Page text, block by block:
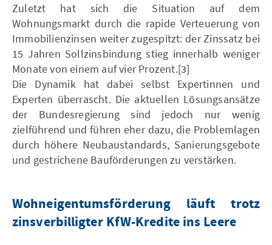
Zuletzt hat sich die Situation auf dem
Wohnungsmarkt durch die rapide Verteuerung von
Immobilienzinsen weiter zugespitzt: der Zinssatz bei
15 Jahren Sollzinsbindung stieg innerhalb weniger
Monate von einem auf vier Prozent.[3]
Die Dynamik hat dabei selbst Expertinnen und
Experten überrascht. Die aktuellen Lösungsansätze
der Bundesregierung sind jedoch nur wenig
zielführend und führen eher dazu, die Problemlagen
durch höhere Neubaustandards, Sanierungsgebote
und gestrichene Bauförderungen zu verstärken.
Wohneigentumsförderung läuft trotz
zinsverbilligter KfW-Kredite ins Leere